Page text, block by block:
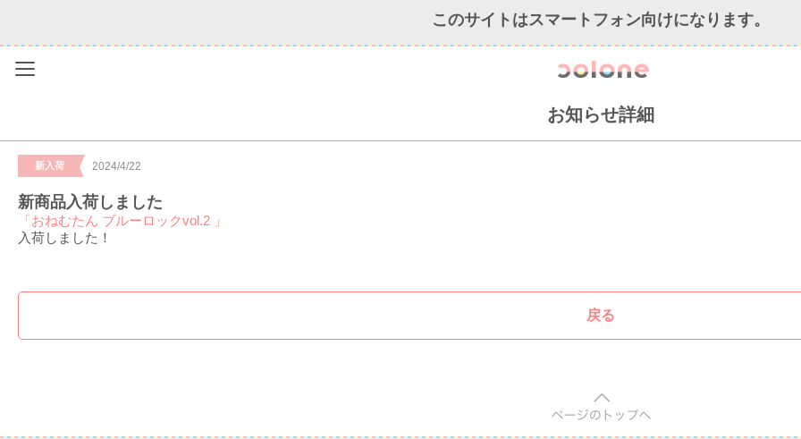
このサイトはスマートフォン向けになります。
お知らせ詳細
新入荷 2024/4/22
新商品入荷しました
「おねむたん ブルーロックvol.2 」
入荷しました！
戻る